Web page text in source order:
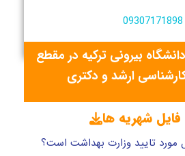
09307171898
بیرونی ترکیه در مقطع
ارشد و دکتری
فایل شهریه ها
مورد تایید وزارت بهداشت است؟